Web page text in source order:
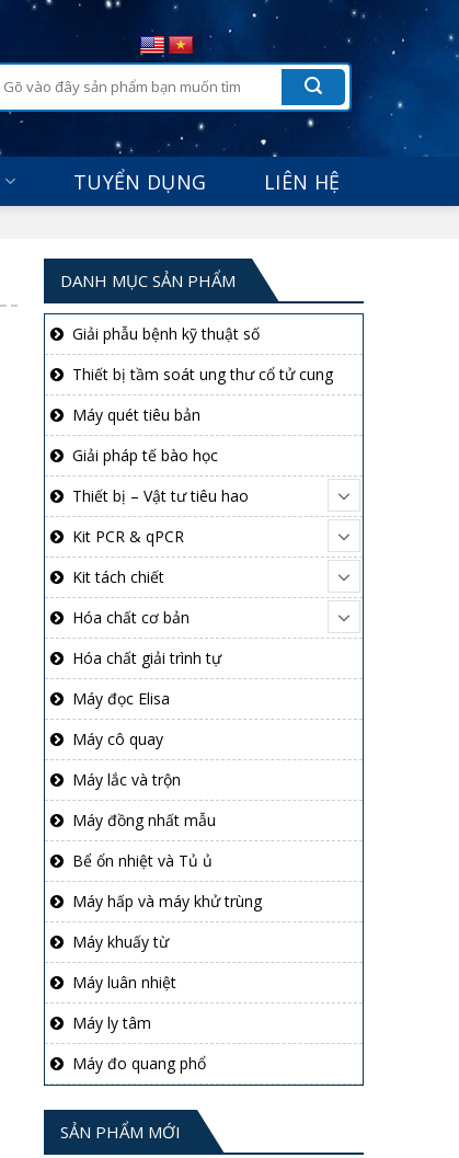
kiếm:
TUYỂN DỤNG LIÊN HỆ
DANH MỤC SẢN PHẨM
Giải phẫu bệnh kỹ thuật số
Thiết bị tầm soát ung thư cổ tử cung
Máy quét tiêu bản
Giải pháp tế bào học
Thiết bị – Vật tư tiêu hao
Kit PCR & qPCR
Kit tách chiết
Hóa chất cơ bản
Hóa chất giải trình tự
Máy đọc Elisa
Máy cô quay
Máy lắc và trộn
Máy đồng nhất mẫu
Bể ổn nhiệt và Tủ ủ
Máy hấp và máy khử trùng
Máy khuấy từ
Máy luân nhiệt
Máy ly tâm
Máy đo quang phổ
SẢN PHẨM MỚI